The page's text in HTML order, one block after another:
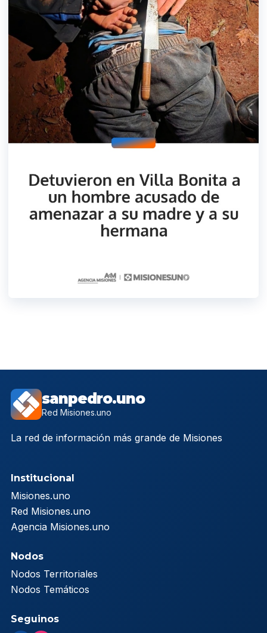
sanpedro.uno
Red Misiones.uno
La red de información más grande de Misiones
Institucional
Misiones.uno
Red Misiones.uno
Agencia Misiones.uno
Nodos
Nodos Territoriales
Nodos Temáticos
Seguinos